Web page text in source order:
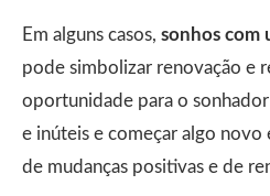
Em alguns casos, sonhos com
pode simbolizar renovação e
oportunidade para o
e inúteis e começar algo novo
de mudanças positivas e de